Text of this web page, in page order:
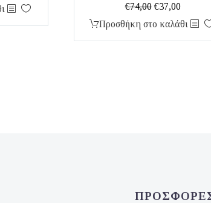
€74,00 Original
price
€37,00Η
Προσθήκη στο καλάθι